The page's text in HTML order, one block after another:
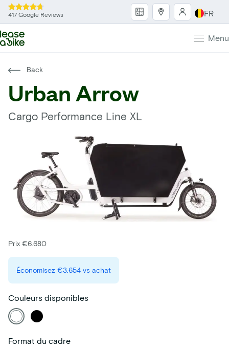
417 Google Reviews FR
Menu
Back
Urban Arrow
Cargo Performance Line XL
Prix €6.680
Économisez €3.654 vs achat
Couleurs disponibles
Format du cadre